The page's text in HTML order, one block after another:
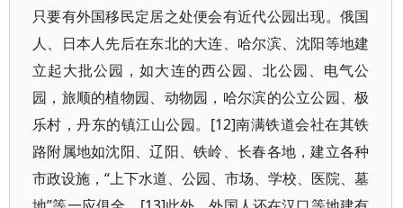
只要有外国移民定居之处便会有近代公园出现。俄国
人、日本人先后在东北的大连、哈尔滨、沈阳等地建
立起大批公园，如大连的西公园、北公园、电气公
园，旅顺的植物园、动物园，哈尔滨的公立公园、极
乐村，丹东的镇江山公园。[12]南满铁道会社在其铁
路附属地如沈阳、辽阳、铁岭、长春各地，建立各种
市政设施，“上下水道、公园、市场、学校、医院、墓